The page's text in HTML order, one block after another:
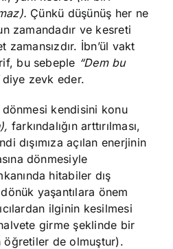
Çünkü düşünüş her ne
zamandadır ve kesreti
İbn’ül vakt
bu sebeple “Dem bu
zevk eder.
kendisini konu
farkındalığın arttırılması,
dışımıza açılan enerjinin
dönmesiyle
hitabiler dış
yaşantılara önem
ilginin kesilmesi
girme şeklinde bir
öğretiler de olmuştur).